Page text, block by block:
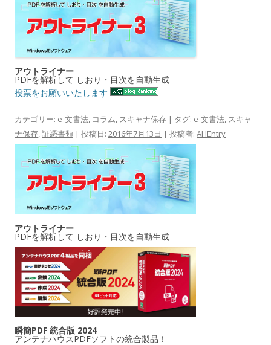
アウトライナー
PDFを解析して しおり・目次を自動生成
投票をお願いいたします
カテゴリー: e-文書法, コラム, スキャナ保存 | タグ: e-文書法, スキャ
ナ保存,証憑書類 | 投稿日: 2016年7月13日 | 投稿者: AHEntry
アウトライナー
PDFを解析して しおり・目次を自動生成
瞬簡PDF 統合版 2024
アンテナハウスPDFソフトの統合製品！